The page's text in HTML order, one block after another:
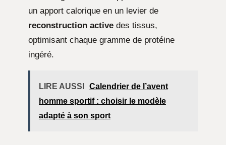
un apport calorique en un levier de
reconstruction active des tissus,
optimisant chaque gramme de protéine
ingéré.
LIRE AUSSI
Calendrier de l’avent
homme sportif : choisir le modèle
adapté à son sport